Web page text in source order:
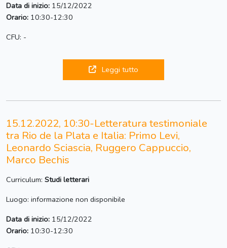
Data di inizio: 15/12/2022
Orario: 10:30-12:30
CFU: -
Leggi tutto
15.12.2022, 10:30-Letteratura testimoniale
tra Rio de la Plata e Italia: Primo Levi,
Leonardo Sciascia, Ruggero Cappuccio,
Marco Bechis
Curriculum: Studi letterari
Luogo: informazione non disponibile
Data di inizio: 15/12/2022
Orario: 10:30-12:30